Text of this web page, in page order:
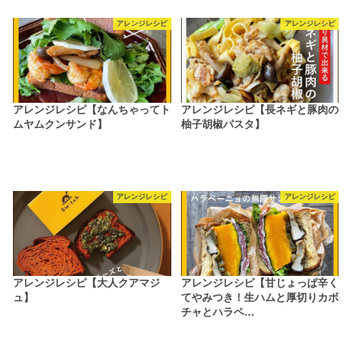
アレンジレシピ
アレンジレシピ【なんちゃってト
ムヤムクンサンド】
アレンジレシピ
アレンジレシピ【長ネギと豚肉の
柚子胡椒パスタ】
アレンジレシピ
アレンジレシピ【大人クアマジ
ュ】
アレンジレシピ
アレンジレシピ【甘じょっぱ辛く
てやみつき！生ハムと厚切りカボ
チャとハラペ…